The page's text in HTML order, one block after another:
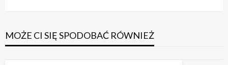
MOŻE CI SIĘ SPODOBAĆ RÓWNIEŻ